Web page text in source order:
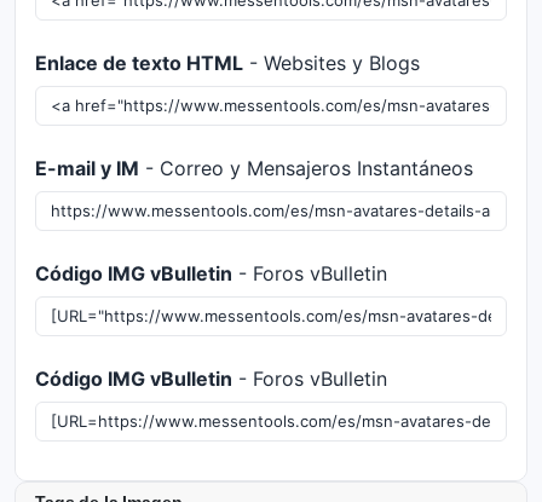
Enlace de texto HTML - Websites y Blogs
E-mail y IM - Correo y Mensajeros Instantáneos
Código IMG vBulletin - Foros vBulletin
Código IMG vBulletin - Foros vBulletin